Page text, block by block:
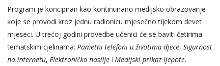
Program je koncipiran kao kontinuirano medijsko obrazovanje
koje se provodi kroz jednu radionicu mjesečno tijekom devet
mjeseci. U trećoj godini provedbe učenici će se baviti četirima
tematskim cjelinama: Pametni telefoni u životima djece, Sigurnost
na internetu, Elektroničko nasilje i Medijski prikaz ljepote.